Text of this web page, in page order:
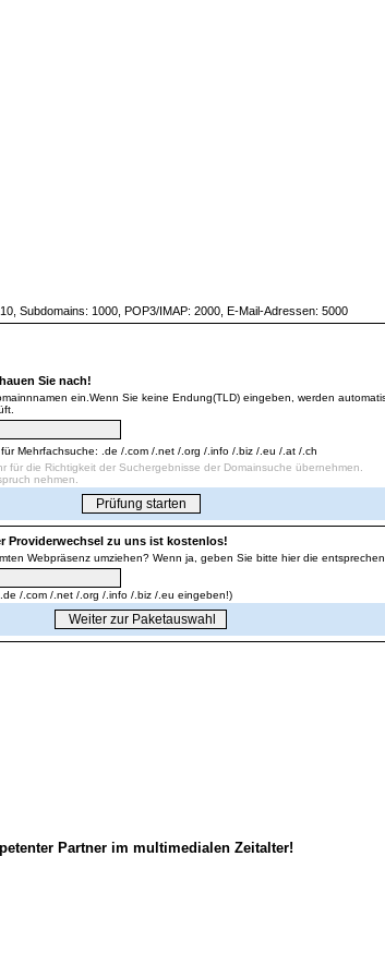
Subdomains: 1000, POP3/IMAP: 2000, E-Mail-Adressen: 5000
Sie nach!
ein.Wenn Sie keine Endung(TLD) eingeben, werden
Mehrfachsuche: .de /.com /.net /.org /.info /.biz /.eu /.at /.ch
für die Richtigkeit der Suchergebnisse der Domainsuche übernehmen.
nehmen.
Providerwechsel zu uns ist kostenlos!
Webpräsenz umziehen? Wenn ja, geben Sie bitte hier die
/.com /.net /.org /.info /.biz /.eu eingeben!)
Partner im multimedialen Zeitalter!